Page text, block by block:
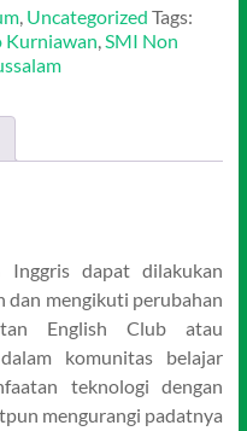
, Uncategorized Tags:
Kurniawan,SMI Non
Inggris dapat dilakukan
dan mengikuti perubahan
English Club atau
komunitas belajar
teknologi dengan
mengurangi padatnya